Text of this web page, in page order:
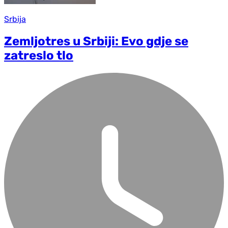
Srbija
Zemljotres u Srbiji: Evo gdje se
zatreslo tlo